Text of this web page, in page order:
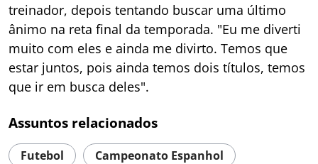
treinador, depois tentando buscar uma último
ânimo na reta final da temporada. "Eu me diverti
muito com eles e ainda me divirto. Temos que
estar juntos, pois ainda temos dois títulos, temos
que ir em busca deles".
Assuntos relacionados
Futebol
Campeonato Espanhol